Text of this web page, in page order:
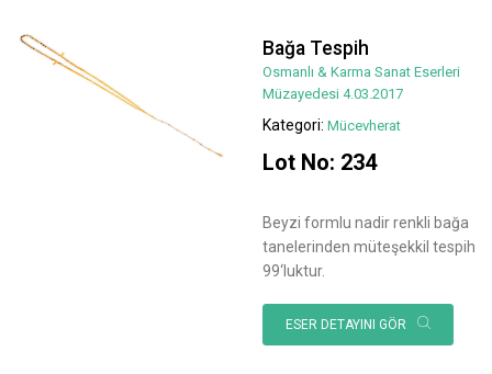
Bağa Tespih
Osmanlı & Karma Sanat Eserleri
Müzayedesi 4.03.2017
Kategori: Mücevherat
Lot No: 234
Beyzi formlu nadir renkli bağa
tanelerinden müteşekkil tespih
99‘luktur.
ESER DETAYINI GÖR